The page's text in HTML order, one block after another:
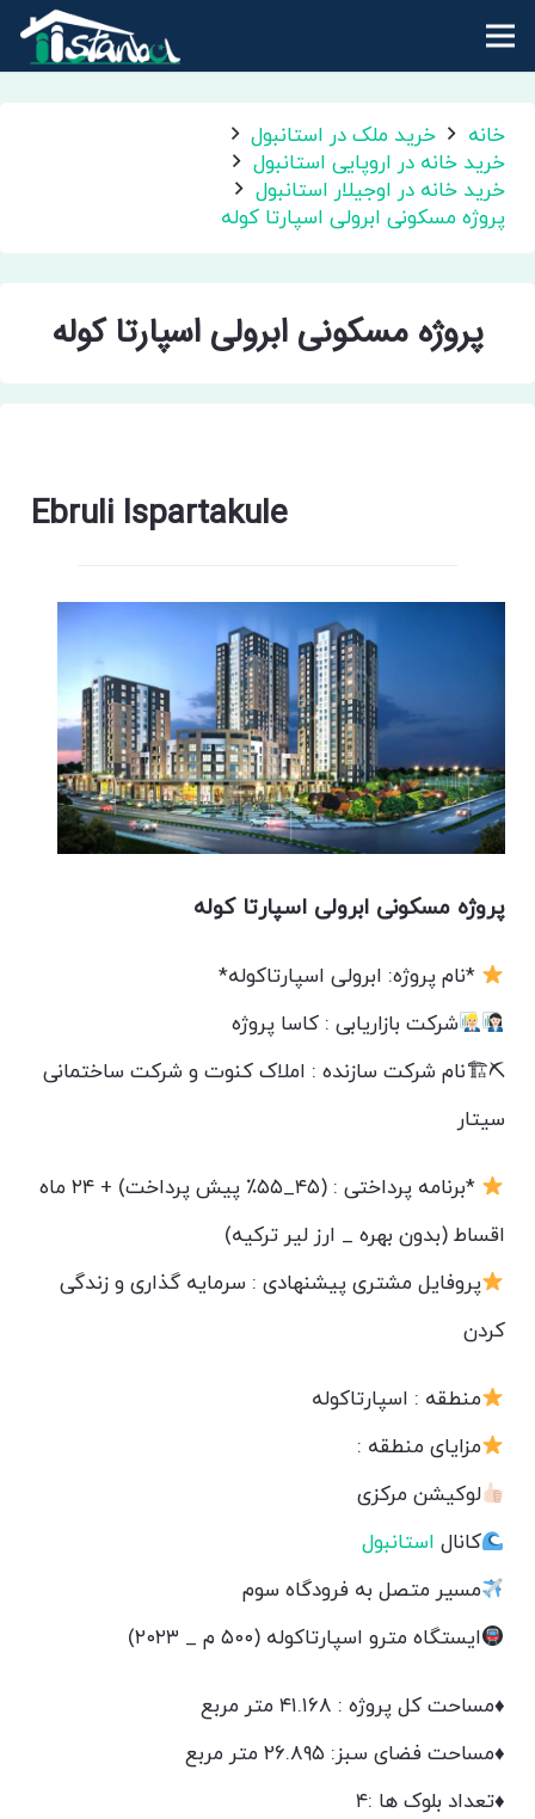
خانه
خرید ملک در استانبول
خرید خانه در اروپایی استانبول
خرید خانه در اوجیلار استانبول
پروژه مسکونی ابرولی اسپارتا کوله
پروژه مسکونی ابرولی اسپارتا کوله
Ebruli Ispartakule
پروژه مسکونی ابرولی اسپارتا کوله
*نام پروژه: ابرولی اسپارتاکوله*
شرکت بازاریابی : کاسا پروژه
⛏🏗نام شرکت سازنده : املاک کنوت و شرکت ساختمانی
سیتار
*برنامه پرداختی : (۴۵_۵۵٪ پیش پرداخت) + ۲۴ ماه
اقساط (بدون بهره _ ارز لیر ترکیه)
پروفایل مشتری پیشنهادی : سرمایه گذاری و زندگی
کردن
منطقه : اسپارتاکوله
مزایای منطقه :
لوکیشن مرکزی
کانال استانبول
مسیر متصل به فرودگاه سوم
ایستگاه مترو اسپارتاکوله (۵۰۰ م _ ۲۰۲۳)
♦️مساحت کل پروژه : ۴۱.۱۶۸ متر مربع
♦️مساحت فضای سبز: ۲۶.۸۹۵ متر مربع
♦️تعداد بلوک ها :۴